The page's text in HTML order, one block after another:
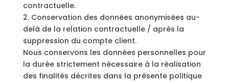
contractuelle.
2. Conservation des données anonymisées au-
delà de la relation contractuelle / après la
suppression du compte client.
Nous conservons les données personnelles pour
la durée strictement nécessaire à la réalisation
des finalités décrites dans la présente politique